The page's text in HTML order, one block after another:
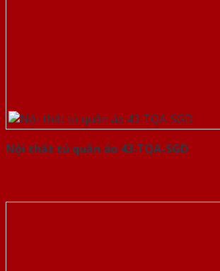
Nội thất tủ quần áo 43-TQA-SGD